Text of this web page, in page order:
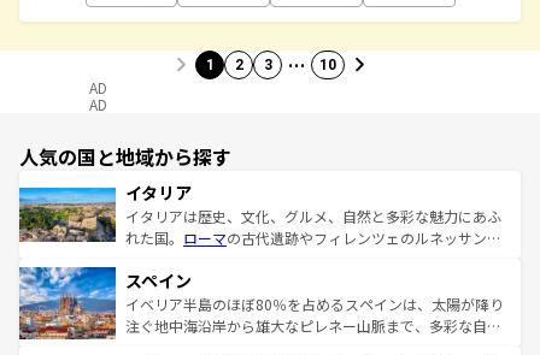
1 2 3 … 10
AD
AD
人気の国と地域から探す
イタリア
イタリアは歴史、文化、グルメ、自然と多彩な魅力にあふ
れた国。 ローマの古代遺跡やフィレンツェのルネッサンス
ろん、トスカーナの美しい田園風景やアマルフィ海岸の絶
景など、自然景観も見逃せない。観光の合間には、本場の
ピザやパスタなど、絶品のイタリア料理を堪能することも
スペイン
イベリア半島のほぼ80％を占めるスペインは、太陽が降り
注ぐ地中海沿岸から雄大なピレネー山脈まで、多彩な自然